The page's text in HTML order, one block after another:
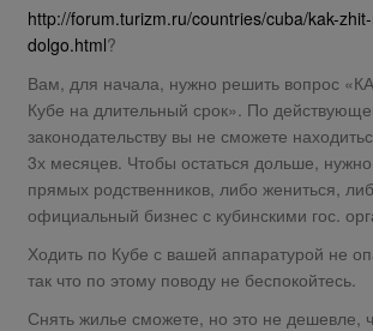
http://forum.turizm.ru/countries/cuba/kak-
dolgo.html?
Вам, для начала, нужно решить вопрос
Кубе на длительный срок». По
законодательству вы не сможете
3х месяцев. Чтобы остаться дольше,
прямых родственников, либо жениться,
официальный бизнес с кубинскими гос.
Ходить по Кубе с вашей аппаратурой не
так что по этому поводу не беспокойтесь.
Снять жилье сможете, но это не дешевле,